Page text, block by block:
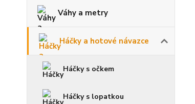
Váhy a metry
Háčky a hotové návazce
Háčky s očkem
Háčky s lopatkou